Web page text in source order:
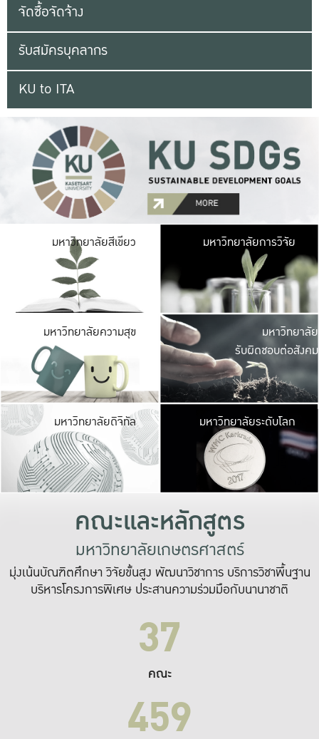
จัดซื้อจัดจ้าง
รับสมัครบุคลากร
KU to ITA
มหาวิทยาลัยสีเขียว มหาวิ
มีพื้นที่เขียวสดใส
เป็นป่าในเมือง เกษต
มหาวิทยาลัยการวิจัย
มหาวิทยาลัยความสุข มหาวิ
ค
เปิดประ
และพบเรื่องราวใ
มหาวิทยาลัย
รับผิดชอบต่อสังคม
มหาวิทยาลัยดิจิทัล มหาวิ
เปลี่ยนแปลง แล
เพื่อทำง
ระบบสารสนเทศ
มหาวิทยาลัยระดับโลก
คณะและหลักสูตร
มหาวิทยาลัยเกษตรศาสตร์
มุ่งเน้นบัณฑิตศึกษา วิจัยขั้นสูง พัฒนาวิชาการ บริการวิชาพื้นฐาน
บริหารโครงการพิเศษ ประสานความร่วมมือกับนานาชาติ
37
คณะ
459